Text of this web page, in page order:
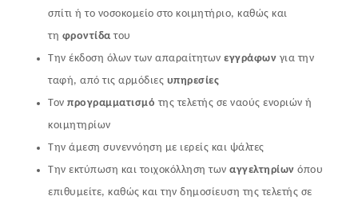
σπίτι ή το νοσοκομείο στο κοιμητήριο, καθώς και
τη φροντίδατου
Την έκδοση όλων των απαραίτητων εγγράφων για την
ταφή, από τις αρμόδιες υπηρεσίες
Τον προγραμματισμό της τελετής σε ναούς ενοριών ή
κοιμητηρίων
Την άμεση συνεννόηση με ιερείς και ψάλτες
Την εκτύπωση και τοιχοκόλληση των αγγελτηρίων όπου
επιθυμείτε, καθώς και την δημοσίευση της τελετής σε